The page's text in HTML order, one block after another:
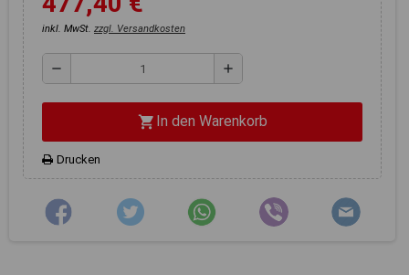
inkl. MwSt. zzgl. Versandkosten
remove add
shopping_cart In den Warenkorb
Drucken